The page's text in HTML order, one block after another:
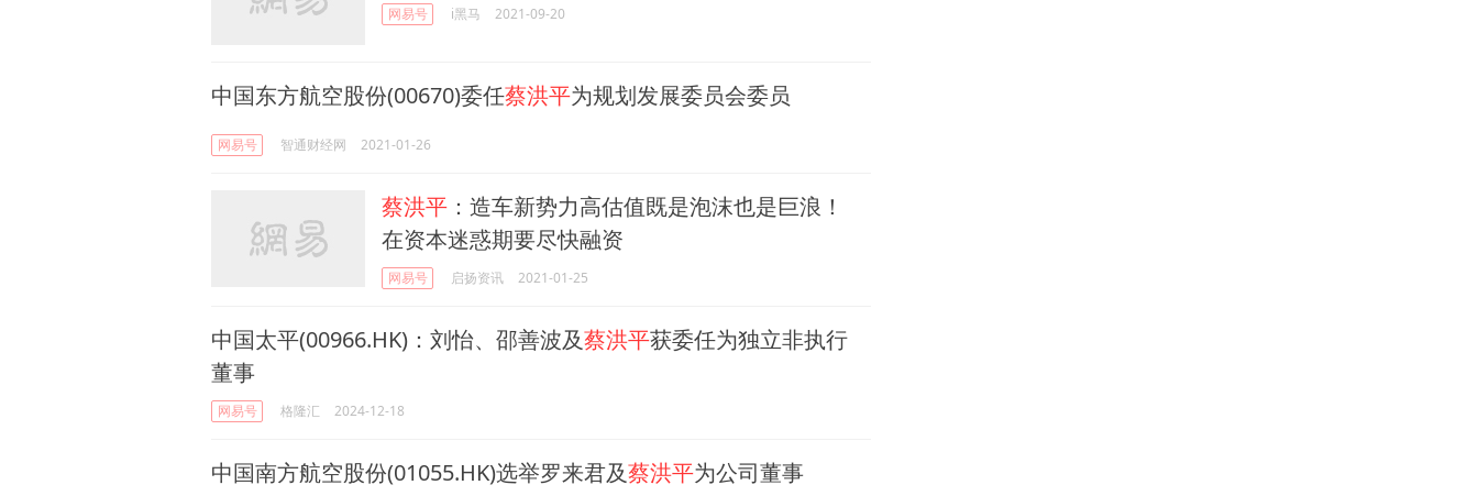
网易号 i黑马 2021-09-20
中国东方航空股份(00670)委任蔡洪平为规划发展委员会委员
网易号 智通财经网 2021-01-26
蔡洪平 ：造车新势力高估值既是泡沫也是巨浪！
在资本迷惑期要尽快融资
网易号 启扬资讯 2021-01-25
中国太平(00966.HK)：刘怡、邵善波及蔡洪平获委任为独立非执行
董事
网易号 格隆汇 2024-12-18
中国南方航空股份(01055.HK)选举罗来君及蔡洪平为公司董事